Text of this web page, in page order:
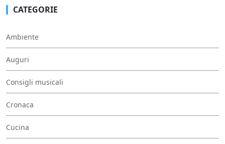
CATEGORIE
Ambiente
Auguri
Consigli musicali
Cronaca
Cucina